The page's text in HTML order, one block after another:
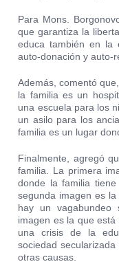
Para Mons.
que garantiza la
educa también en la
auto-donación y auto-
Además, comentó
la familia es un
una escuela para los
un asilo para los
familia es un lugar
Finalmente, agregó
familia. La primera
donde la familia
segunda imagen es
hay un vagabundeo
imagen es la que
una crisis de la
sociedad
otras causas.